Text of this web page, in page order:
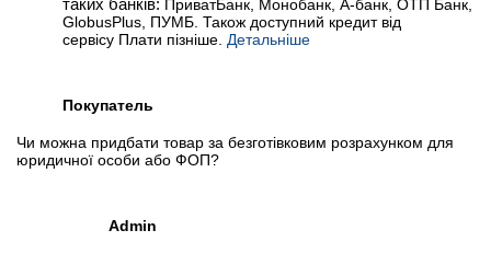
таких банків: ПриватБанк, Монобанк, А-банк, ОТП Банк,
GlobusPlus, ПУМБ. Також доступний кредит від
сервісу Плати пізніше. Детальніше
Покупатель
Чи можна придбати товар за безготівковим розрахунком для
юридичної особи або ФОП?
Admin